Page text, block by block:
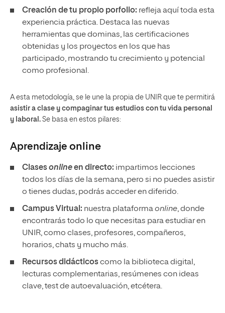
Creación de tu propio porfolio: refleja aquí toda esta
experiencia práctica. Destaca las nuevas
herramientas que dominas, las certificaciones
obtenidas y los proyectos en los que has
participado, mostrando tu crecimiento y potencial
como profesional.
A esta metodología, se le une la propia de UNIR que te permitirá
asistir a clase y compaginar tus estudios con tu vida personal
y laboral. Se basa en estos pilares:
Aprendizaje online
Clasesonlineen directo: impartimos lecciones
todos los días de la semana, pero si no puedes asistir
o tienes dudas, podrás acceder en diferido.
Campus Virtual: nuestra plataformaonline, donde
encontrarás todo lo que necesitas para estudiar en
UNIR, como clases, profesores, compañeros,
horarios, chats y mucho más.
Recursos didácticoscomo la biblioteca digital,
lecturas complementarias, resúmenes con ideas
clave, test de autoevaluación, etcétera.